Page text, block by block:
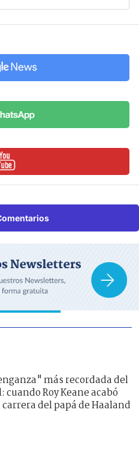
más recordada del
cuando Roy Keane acabó
del papá de Haaland